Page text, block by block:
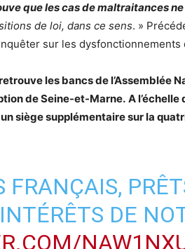
que les cas de maltraitances
de loi, dans ce sens. »
sur les dysfonctionnements
les bancs de l’Assemblée
de Seine-et-Marne. A
siège supplémentaire sur la
FRANÇAIS,
DE